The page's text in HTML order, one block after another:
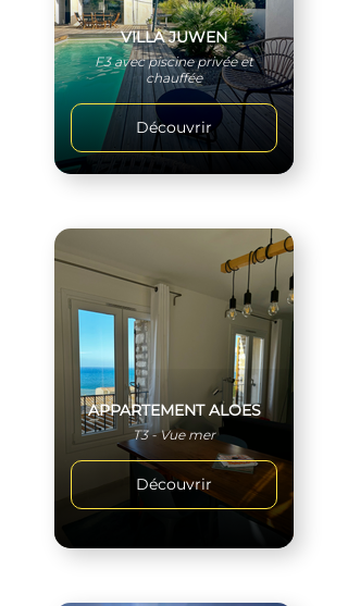
VILLA JUWEN
F3 avec piscine privée et
chauffée
Découvrir
APPARTEMENT ALOES
T3 - Vue mer
Découvrir